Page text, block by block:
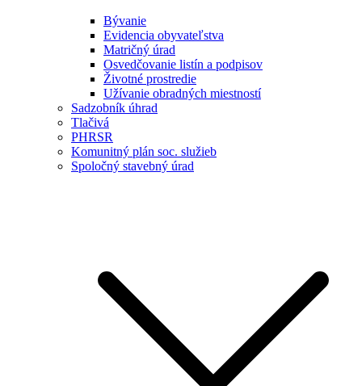
Bývanie
Evidencia obyvateľstva
Matričný úrad
Osvedčovanie listín a podpisov
Životné prostredie
Užívanie obradných miestností
Sadzobník úhrad
Tlačivá
PHRSR
Komunitný plán soc. služieb
Spoločný stavebný úrad